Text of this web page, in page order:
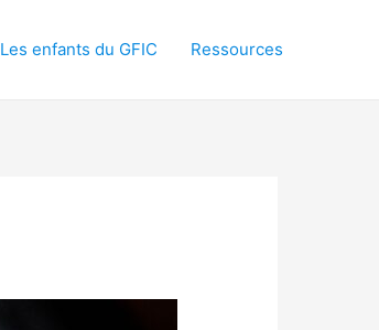
Les enfants du GFIC Ressources